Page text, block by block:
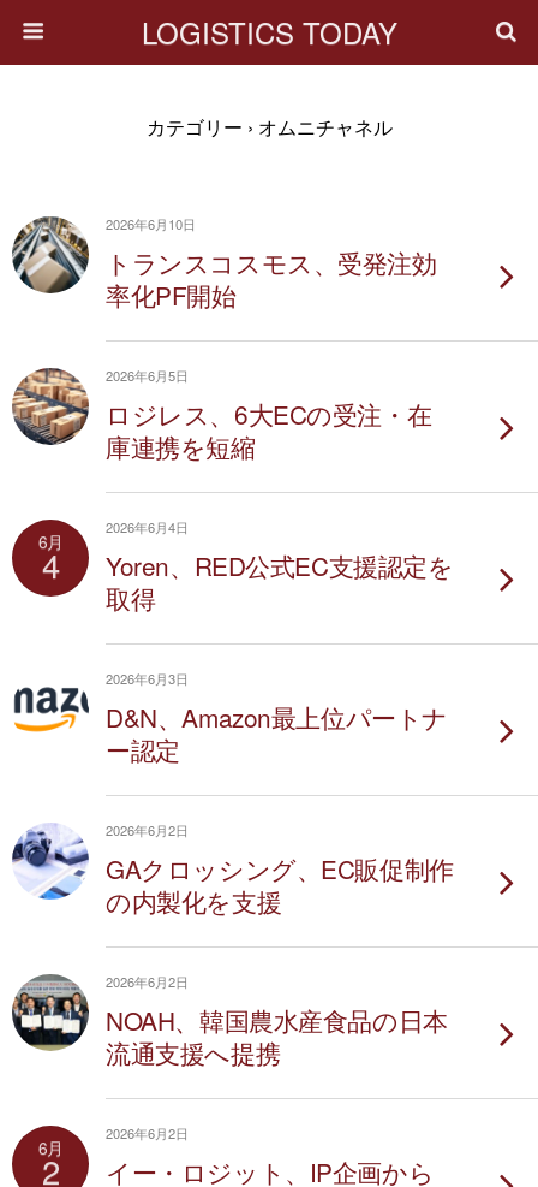
LOGISTICS TODAY
カテゴリー › オムニチャネル
2026年6月10日
トランスコスモス、受発注効
率化PF開始
2026年6月5日
ロジレス、6大ECの受注・在
庫連携を短縮
6月
4
2026年6月4日
Yoren、RED公式EC支援認定を
取得
2026年6月3日
D&N、Amazon最上位パートナ
ー認定
2026年6月2日
GAクロッシング、EC販促制作
の内製化を支援
2026年6月2日
NOAH、韓国農水産食品の日本
流通支援へ提携
6月
2
2026年6月2日
イー・ロジット、IP企画から